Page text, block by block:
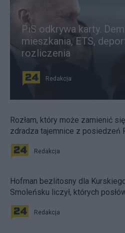
PiS odkrywa karty.
mieszkania, ETS,
rozliczenia
Redakcja
Rozłam, który może zamienić
zdradza tajemnice z posiedzeń
Redakcja
Hofman bezlitosny dla
Smoleńsku liczył, których
Redakcja